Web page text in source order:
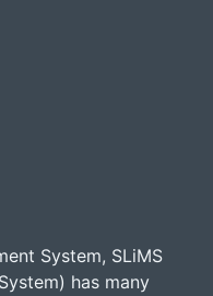
System, SLiMS
has many